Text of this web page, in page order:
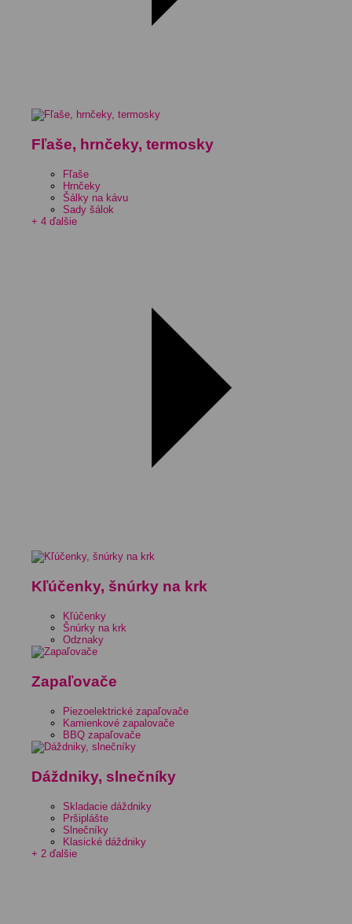
Fľaše, hrnčeky, termosky
Fľaše
Hrnčeky
Šálky na kávu
Sady šálok
+ 4 ďalšie
Kľúčenky, šnúrky na krk
Kľúčenky
Šnúrky na krk
Odznaky
Zapaľovače
Piezoelektrické zapaľovače
Kamienkové zapalovače
BBQ zapaľovače
Dáždniky, slnečníky
Skladacie dáždniky
Pršiplášte
Slnečníky
Klasické dáždniky
+ 2 ďalšie